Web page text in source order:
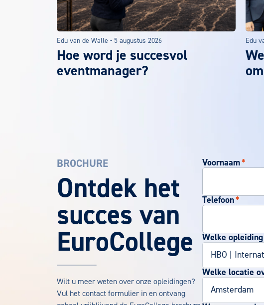
Edu van de Walle - 5 augustus 2026
Hoe word je succesvol
eventmanager?
Edu
EuroCollege Brochure aanvragen
BROCHURE
Ontdek het
succes van
EuroCollege
Wilt u meer weten over onze opleidingen?
Vul het contact formulier in en ontvang
Voornaam*
Telefoon*
Welke
Welke locatie